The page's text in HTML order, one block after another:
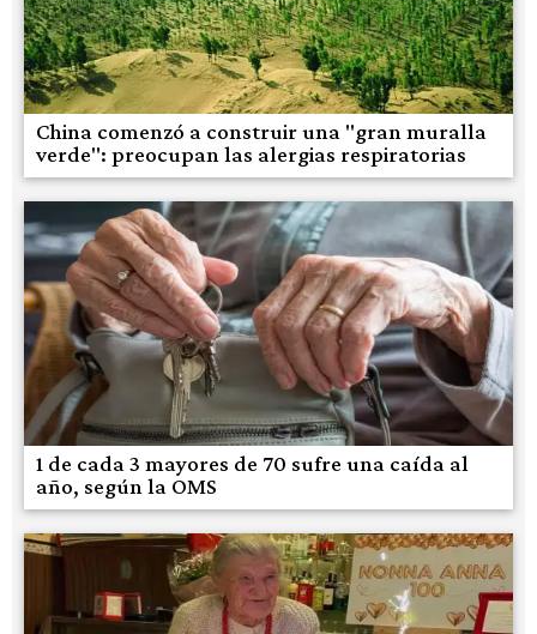
China comenzó a construir una "gran muralla
verde": preocupan las alergias respiratorias
1 de cada 3 mayores de 70 sufre una caída al
año, según la OMS